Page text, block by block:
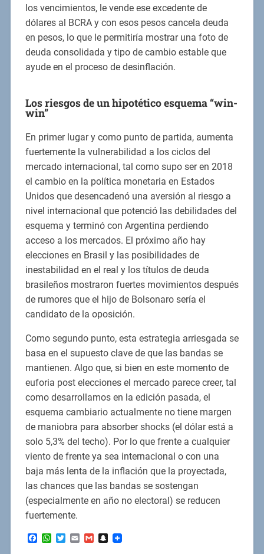
los vencimientos, le vende ese excedente de
dólares al BCRA y con esos pesos cancela deuda
en pesos, lo que le permitiría mostrar una foto de
deuda consolidada y tipo de cambio estable que
ayude en el proceso de desinflación.
Los riesgos de un hipotético esquema “win-
win”
En primer lugar y como punto de partida, aumenta
fuertemente la vulnerabilidad a los ciclos del
mercado internacional, tal como supo ser en 2018
el cambio en la política monetaria en Estados
Unidos que desencadenó una aversión al riesgo a
nivel internacional que potenció las debilidades del
esquema y terminó con Argentina perdiendo
acceso a los mercados. El próximo año hay
elecciones en Brasil y las posibilidades de
inestabilidad en el real y los títulos de deuda
brasileños mostraron fuertes movimientos después
de rumores que el hijo de Bolsonaro sería el
candidato de la oposición.
Como segundo punto, esta estrategia arriesgada se
basa en el supuesto clave de que las bandas se
mantienen. Algo que, si bien en este momento de
euforia post elecciones el mercado parece creer, tal
como desarrollamos en la edición pasada, el
esquema cambiario actualmente no tiene margen
de maniobra para absorber shocks (el dólar está a
solo 5,3% del techo). Por lo que frente a cualquier
viento de frente ya sea internacional o con una
baja más lenta de la inflación que la proyectada,
las chances que las bandas se sostengan
(especialmente en año no electoral) se reducen
fuertemente.
Facebook
WhatsApp
Twitter
EmailGmailSnapchat